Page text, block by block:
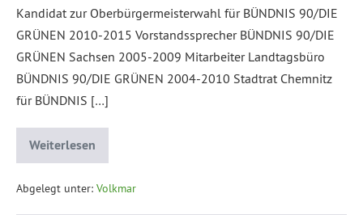
Kandidat zur Oberbürgermeisterwahl für BÜNDNIS 90/DIE
GRÜNEN 2010-2015 Vorstandssprecher BÜNDNIS 90/DIE
GRÜNEN Sachsen 2005-2009 Mitarbeiter Landtagsbüro
BÜNDNIS 90/DIE GRÜNEN 2004-2010 Stadtrat Chemnitz
für BÜNDNIS […]
Weiterlesen
Abgelegt unter: Volkmar